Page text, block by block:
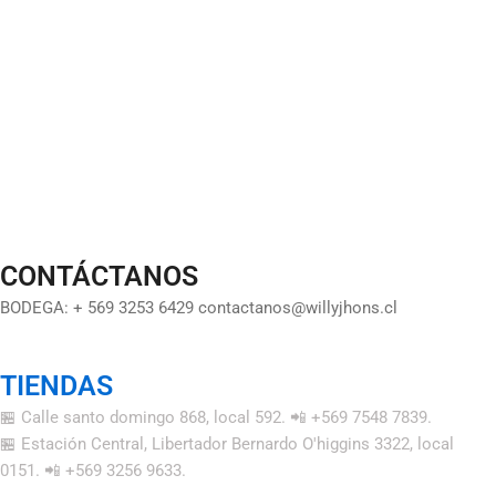
CONTÁCTANOS
BODEGA: + 569 3253 6429 contactanos@willyjhons.cl
TIENDAS
🏪 Calle santo domingo 868, local 592. 📲 +569 7548 7839.
🏪 Estación Central, Libertador Bernardo O'higgins 3322, local
0151. 📲 +569 3256 9633.